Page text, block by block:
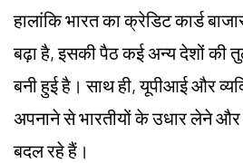
हालांकि भारत का क्रेडिट कार्ड
बढ़ा है, इसकी पैठ कई अन्य देशों की
बनी हुई है। साथ ही, यूपीआई और
अपनाने से भारतीयों के उधार लेने
बदल रहे हैं।